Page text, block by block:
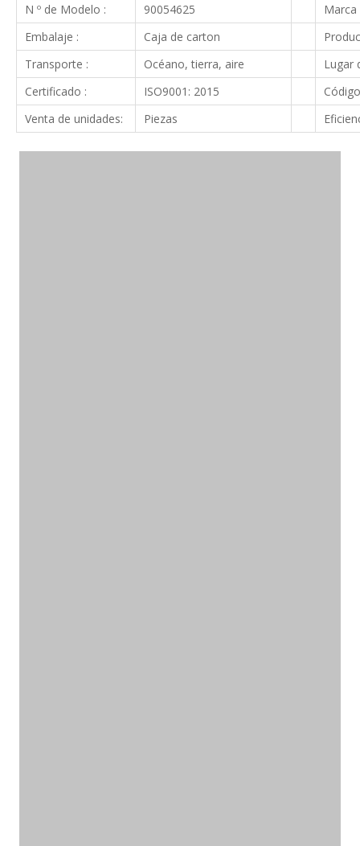
N º de Modelo :
90054625
Marca
Embalaje :
Caja de carton
Transporte :
Océano, tierra, aire
Lugar
Certificado :
ISO9001: 2015
Venta de unidades:
Piezas